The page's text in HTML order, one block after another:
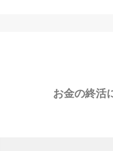
お金の終活